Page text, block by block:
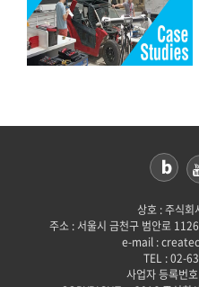
상호 : 주식회
주소 : 서울시 금천구 범안로
e-mail :
TEL : 02-
사업자 등록번